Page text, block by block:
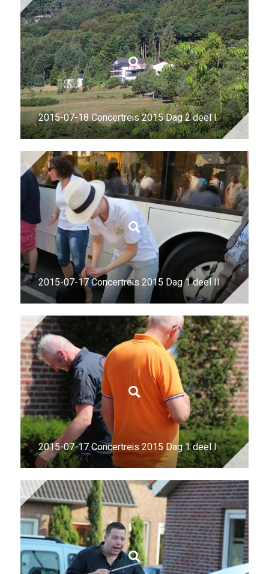
2015-07-18 Concertreis 2015 Dag 2 deel I
2015-07-17 Concertreis 2015 Dag 1 deel II
2015-07-17 Concertreis 2015 Dag 1 deel I